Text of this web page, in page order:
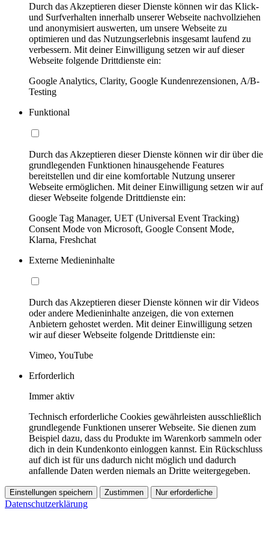
Durch das Akzeptieren dieser Dienste können wir das Klick-
und Surfverhalten innerhalb unserer Webseite nachvollziehen
und anonymisiert auswerten, um unsere Webseite zu
optimieren und das Nutzungserlebnis insgesamt laufend zu
verbessern. Mit deiner Einwilligung setzen wir auf dieser
Webseite folgende Drittdienste ein:
Google Analytics, Clarity, Google Kundenrezensionen, A/B-
Testing
Funktional
Durch das Akzeptieren dieser Dienste können wir dir über die
grundlegenden Funktionen hinausgehende Features
bereitstellen und dir eine komfortable Nutzung unserer
Webseite ermöglichen. Mit deiner Einwilligung setzen wir auf
dieser Webseite folgende Drittdienste ein:
Google Tag Manager, UET (Universal Event Tracking)
Consent Mode von Microsoft, Google Consent Mode,
Klarna, Freshchat
Externe Medieninhalte
Durch das Akzeptieren dieser Dienste können wir dir Videos
oder andere Medieninhalte anzeigen, die von externen
Anbietern gehostet werden. Mit deiner Einwilligung setzen
wir auf dieser Webseite folgende Drittdienste ein:
Vimeo, YouTube
Erforderlich
Immer aktiv
Technisch erforderliche Cookies gewährleisten ausschließlich
grundlegende Funktionen unserer Webseite. Sie dienen zum
Beispiel dazu, dass du Produkte im Warenkorb sammeln oder
dich in dein Kundenkonto einloggen kannst. Ein Rückschluss
auf dich ist für uns dadurch nicht möglich und dadurch
anfallende Daten werden niemals an Dritte weitergegeben.
Einstellungen speichern Zustimmen Nur erforderliche
Datenschutzerklärung